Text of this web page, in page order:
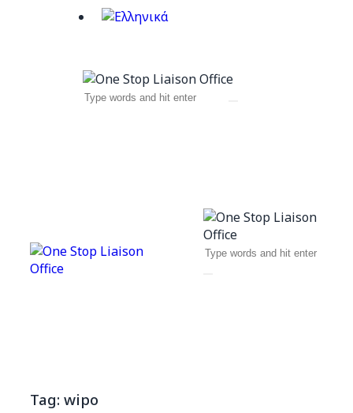
Tag: wipo